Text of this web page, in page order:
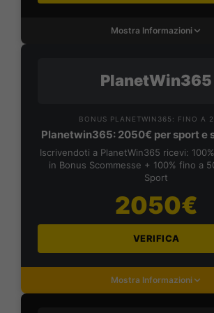
Mostra Informazioni
PlanetWin365
BONUS PLANETWIN365: FINO A
Planetwin365: 2050€ per sport e
Iscrivendoti a PlanetWin365 ricevi:
in Bonus Scommesse + 100% fino a
Sport
2050€
VERIFICA
Mostra Informazioni